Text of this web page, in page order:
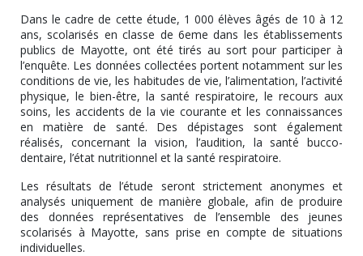
Dans le cadre de cette étude, 1 000 élèves âgés de 10 à 12
ans, scolarisés en classe de 6eme dans les établissements
publics de Mayotte, ont été tirés au sort pour participer à
l’enquête. Les données collectées portent notamment sur les
conditions de vie, les habitudes de vie, l’alimentation, l’activité
physique, le bien-être, la santé respiratoire, le recours aux
soins, les accidents de la vie courante et les connaissances
en matière de santé. Des dépistages sont également
réalisés, concernant la vision, l’audition, la santé bucco-
dentaire, l’état nutritionnel et la santé respiratoire.
Les résultats de l’étude seront strictement anonymes et
analysés uniquement de manière globale, afin de produire
des données représentatives de l’ensemble des jeunes
scolarisés à Mayotte, sans prise en compte de situations
individuelles.